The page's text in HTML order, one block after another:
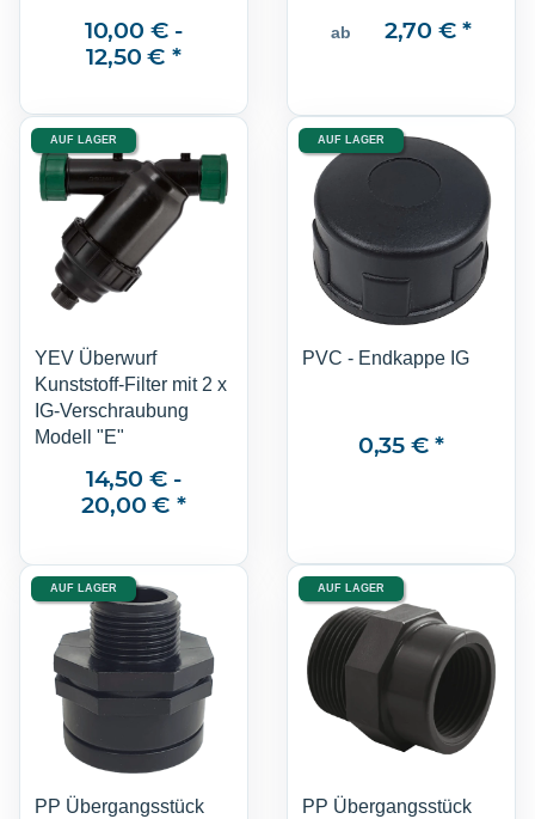
10,00 € -
12,50 € *
ab 2,70 €*
AUF LAGER
YEV Überwurf
Kunststoff-Filter mit 2 x
IG-Verschraubung
Modell "E"
14,50 € -
20,00 € *
AUF LAGER
PVC - Endkappe IG
0,35 €*
AUF LAGER
PP Übergangsstück
AUF LAGER
PP Übergangsstück